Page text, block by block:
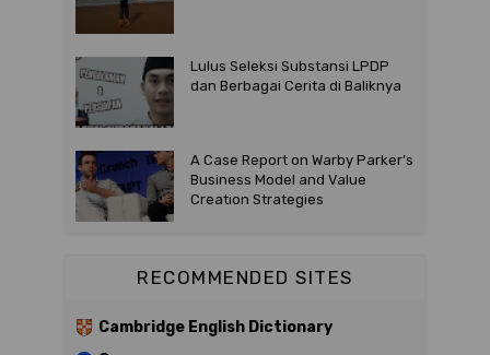
Lulus Seleksi Substansi LPDP
dan Berbagai Cerita di Baliknya
A Case Report on Warby Parker’s
Business Model and Value
Creation Strategies
RECOMMENDED SITES
Cambridge English Dictionary